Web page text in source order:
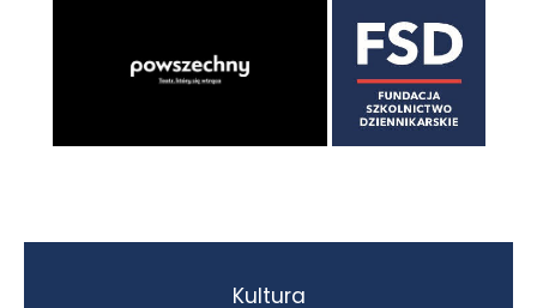
Kultura